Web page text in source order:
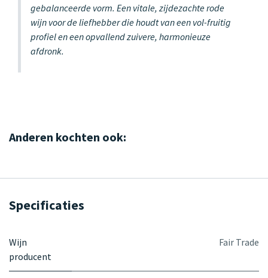
gebalanceerde vorm. Een vitale, zijdezachte rode
wijn voor de liefhebber die houdt van een vol-fruitig
profiel en een opvallend zuivere, harmonieuze
afdronk.
Anderen kochten ook:
Specificaties
Wijn
producent
Fair Trade